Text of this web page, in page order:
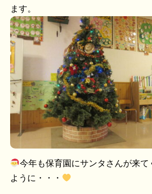
ます。
今年も保育園にサンタさんが来て
ように・・・